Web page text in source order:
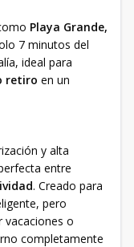
Playa Grande,
7 minutos del
ideal para
retiro en un
y alta
entre
. Creado para
pero
vacaciones o
completamente